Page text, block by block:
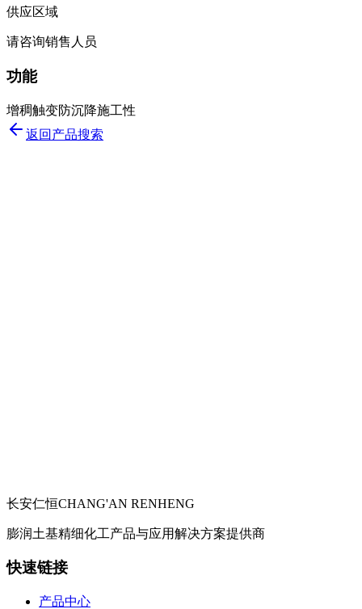
供应区域
请咨询销售人员
功能
增稠触变防沉降施工性
返回产品搜索
长安仁恒CHANG'AN RENHENG
膨润土基精细化工产品与应用解决方案提供商
快速链接
产品中心